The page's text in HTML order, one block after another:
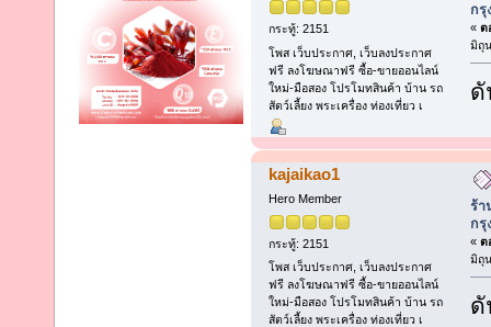
กระทู้: 2151
โพส เว็บประกาศ, เว็บลงประกาศ
ฟรี ลงโฆษณาฟรี ซื้อ-ขายออนไลน์
ใหม่-มือสอง โปรโมทสินค้า บ้าน รถ
สัตว์เลี้ยง พระเครื่อง ท่องเที่ยว เ
กรุ
« ต
มิถุ
ดั
kajaikao1
Hero Member
กระทู้: 2151
โพส เว็บประกาศ, เว็บลงประกาศ
ฟรี ลงโฆษณาฟรี ซื้อ-ขายออนไลน์
ใหม่-มือสอง โปรโมทสินค้า บ้าน รถ
สัตว์เลี้ยง พระเครื่อง ท่องเที่ยว เ
ร้า
กรุ
« ต
มิถุ
ดั